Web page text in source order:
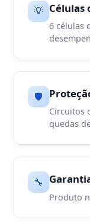
💡 Células
6 células
🛡️
Circuitos
quedas
🔧
Produto